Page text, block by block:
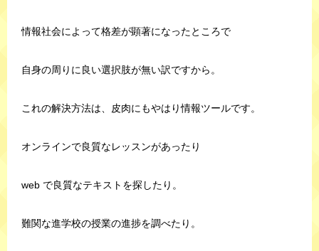
情報社会によって格差が顕著になったところで
自身の周りに良い選択肢が無い訳ですから。
これの解決方法は、皮肉にもやはり情報ツールです。
オンラインで良質なレッスンがあったり
web で良質なテキストを探したり。
難関な進学校の授業の進捗を調べたり。